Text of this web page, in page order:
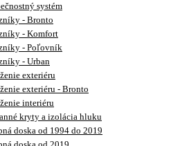
systém
- Bronto
- Komfort
- Poľovník
- Urban
exteriéru
exteriéru - Bronto
interiéru
kryty a izolácia hluku
doska od 1994 do 2019